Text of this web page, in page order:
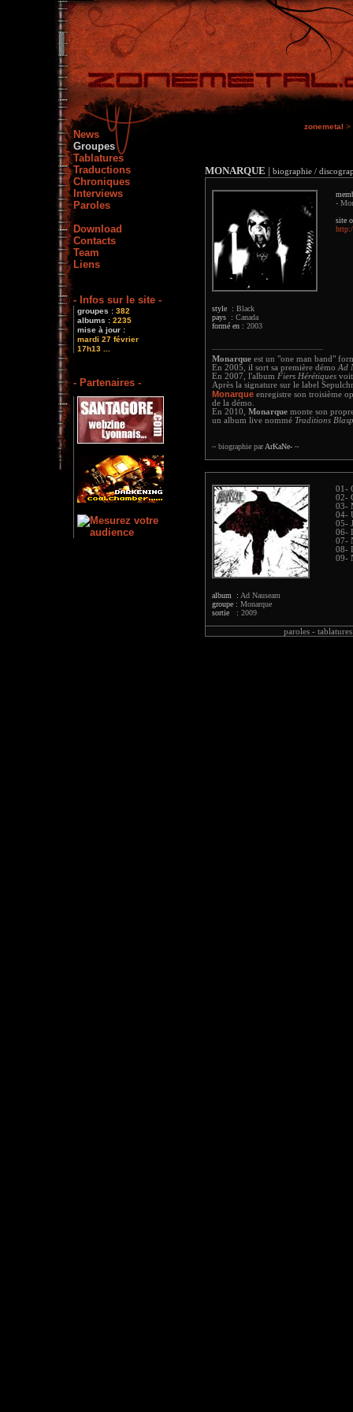
News
Groupes
Tablatures
Traductions
Chroniques
Interviews
Paroles
Download
Contacts
Team
Liens
- Infos sur le site -
groupes : 382
albums : 2235
mise à jour :
mardi 27 février
17h13 ...
- Partenaires -
zonemetal >
MONARQUE | biographie /
style : Black
pays : Canada
formé en : 2003
-
site
Monarque est un "one man band"
En 2005, il sort sa première démo Ad
En 2007, l'album Fiers Hérétiques
Après la signature sur le label
Monarque enregistre son troisième
de la démo.
En 2010, Monarque monte son
un album live nommé Traditions
~ biographie parArKaNe- ~
album : Ad Nauseam
groupe : Monarque
sortie : 2009
01-
02-
03-
04-
05-
06-
07-
08-
09-
paroles -